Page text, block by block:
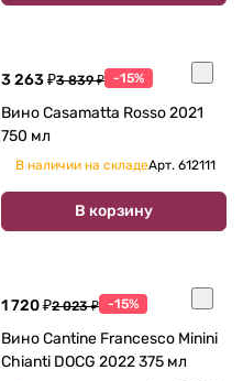
3 263 ₽3 839 ₽ -15%
Вино Casamatta Rosso 2021
750 мл
В наличии на складеАрт. 612111
В корзину
1 720 ₽2 023 ₽ -15%
Вино Cantine Francesco Minini
Chianti DOCG 2022 375 мл